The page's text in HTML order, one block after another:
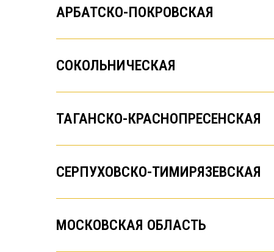
АРБАТСКО-ПОКРОВСКАЯ
СОКОЛЬНИЧЕСКАЯ
ТАГАНСКО-КРАСНОПРЕСЕНСКАЯ
СЕРПУХОВСКО-ТИМИРЯЗЕВСКАЯ
МОСКОВСКАЯ ОБЛАСТЬ